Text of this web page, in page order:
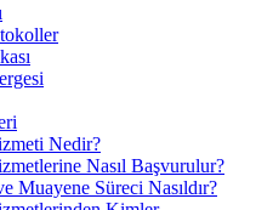
Nedir?
Nasıl Başvurulur?
Muayene Süreci Nasıldır?